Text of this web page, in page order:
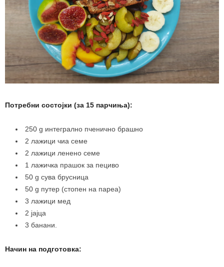
Потребни состојки (за 15 парчиња):
250 g интегрално пченично брашно
2 лажици чиа семе
2 лажици ленено семе
1 лажичка прашок за пециво
50 g сува брусница
50 g путер (стопен на пареа)
3 лажици мед
2 јајца
3 банани.
Начин на подготовка: